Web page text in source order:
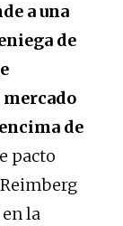
a una
de
de
pacto
la